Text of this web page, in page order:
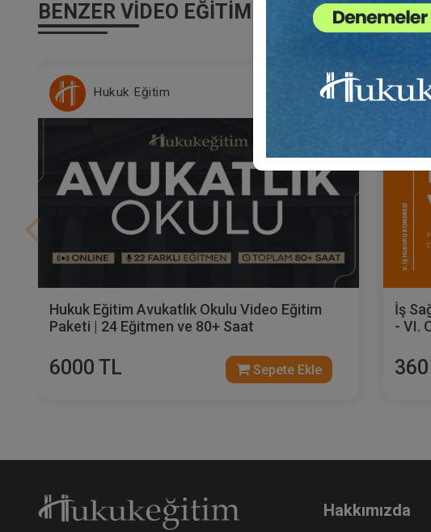
BENZER VIDEO EĞITIMLER
Tüketici Hukuku Enstitüsü
İş Sağlığı ve Güvenliği - V. İş Hukuku Kongresi
- VI. Oturum Video Kaydı
360 TL Sepete Ekle
Hakkımızda